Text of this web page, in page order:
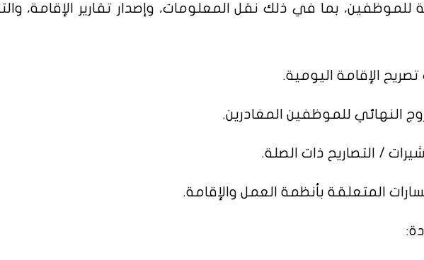
للموظفين، بما في ذلك نقل المعلومات، وإصدار تقارير الإقامة،
تصريح الإقامة اليومية.
النهائي للموظفين المغادرين.
/ التصاريح ذات الصلة.
المتعلقة بأنظمة العمل والإقامة.